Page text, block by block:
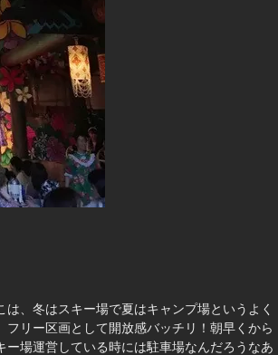
、冬はスキー場で夏はキャンプ場というよく
リー区画として開放感バッチリ！朝早くから
場運営している時には駐車場なんだろうなあ